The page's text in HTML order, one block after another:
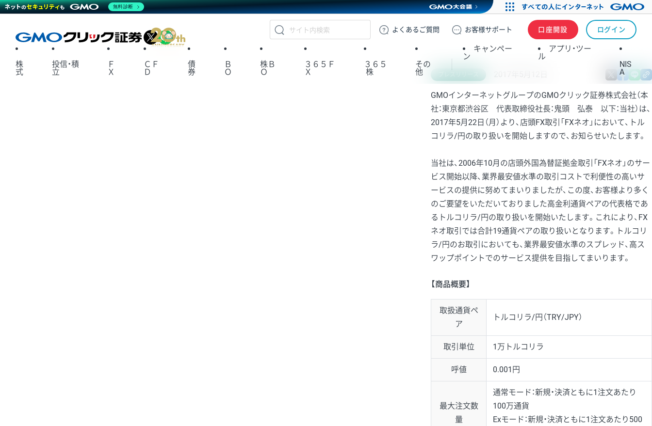
GMOクリック証券
よくある ご質問 お客様サポート 口座開設 ログイン
X
株
式
投信・積
立
Ｆ
Ｘ
ＣＦ
Ｄ
債
券
Ｂ
Ｏ
株Ｂ
Ｏ
３６５Ｆ
Ｘ
３６５
株
その
他
キャンペー
ン
アプリ・ツー
ル
NIS
A
X
GMOインターネットグループのGMOクリック証券株式会社（本
社：東京都渋谷区 代表取締役社長：鬼頭 弘泰 以下：当社）は、
2017年5月22日（月）より、店頭FX取引「FXネオ」において、トル
コリラ/円の取り扱いを開始しますので、お知らせいたします。
当社は、2006年10月の店頭外国為替証拠金取引「FXネオ」のサー
ビス開始以降、業界最安値水準の取引コストで利便性の高いサ
ービスの提供に努めてまいりましたが、この度、お客様より多く
のご要望をいただいておりました高金利通貨ペアの代表格であ
るトルコリラ/円の取り扱いを開始いたします。これにより、FX
ネオ取引では合計19通貨ペアの取り扱いとなります。トルコリ
ラ/円のお取引においても、業界最安値水準のスプレッド、高ス
ワップポイントでのサービス提供を目指してまいります。
【商品概要】
取扱通貨ペ
ア
トルコリラ/円（TRY/JPY）
取引単位 1万トルコリラ
呼値 0.001円
最大注文数
量
通常モード：新規・決済ともに1注文あたり
100万通貨
Exモード：新規・決済ともに1注文あたり500
無料診断